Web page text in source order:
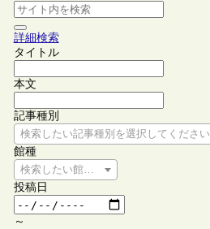
詳細検索
タイトル
本文
記事種別
検索したい記事種別を選択してください
館種
検索したい館種を選択してください
投稿日
～